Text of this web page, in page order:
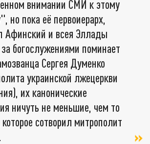
внимании СМИ к этому
но пока её первоиерарх,
Афинский и всея Эллады
богослужениями поминает
Сергея Думенко
украинской лжецеркви
их канонические
ничуть не меньшие, чем то
сотворил митрополит